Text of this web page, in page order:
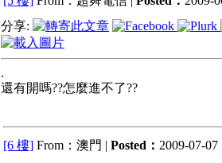
分享:
.
還有開嗎??怎麼進不了??
[6 樓] From：澳門 | Posted： 2009-07-07